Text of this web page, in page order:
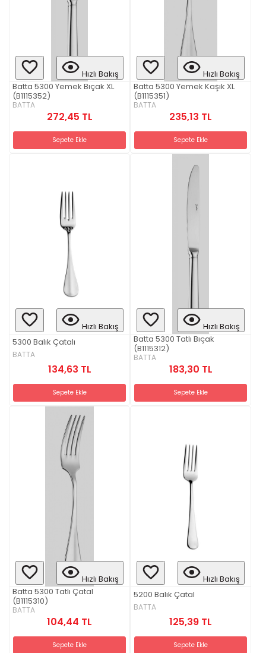
Hızlı Bakış
Batta 5300 Yemek Bıçak XL
(B1115352)
BATTA
272,45 TL
Sepete Ekle
Hızlı Bakış
Batta 5300 Yemek Kaşık XL
(B1115351)
BATTA
235,13 TL
Sepete Ekle
Hızlı Bakış
5300 Balık Çatalı
BATTA
134,63 TL
Sepete Ekle
Hızlı Bakış
Batta 5300 Tatlı Bıçak
(B1115312)
BATTA
183,30 TL
Sepete Ekle
Hızlı Bakış
Batta 5300 Tatlı Çatal
(B1115310)
BATTA
104,44 TL
Sepete Ekle
Hızlı Bakış
5200 Balık Çatal
BATTA
125,39 TL
Sepete Ekle